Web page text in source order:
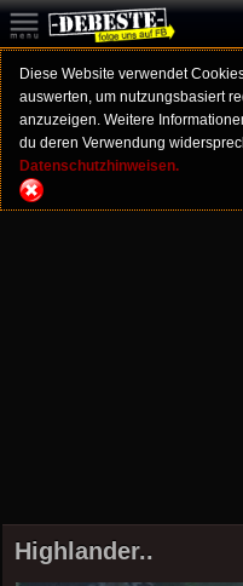
Diese Website verwendet
auswerten, um nutzungsbasiert
anzuzeigen. Weitere
du deren Verwendung
Datenschutzhinweisen.
Highlander..